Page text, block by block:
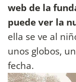
web de la
puede ver la
ella se ve al
unos globos,
fecha.